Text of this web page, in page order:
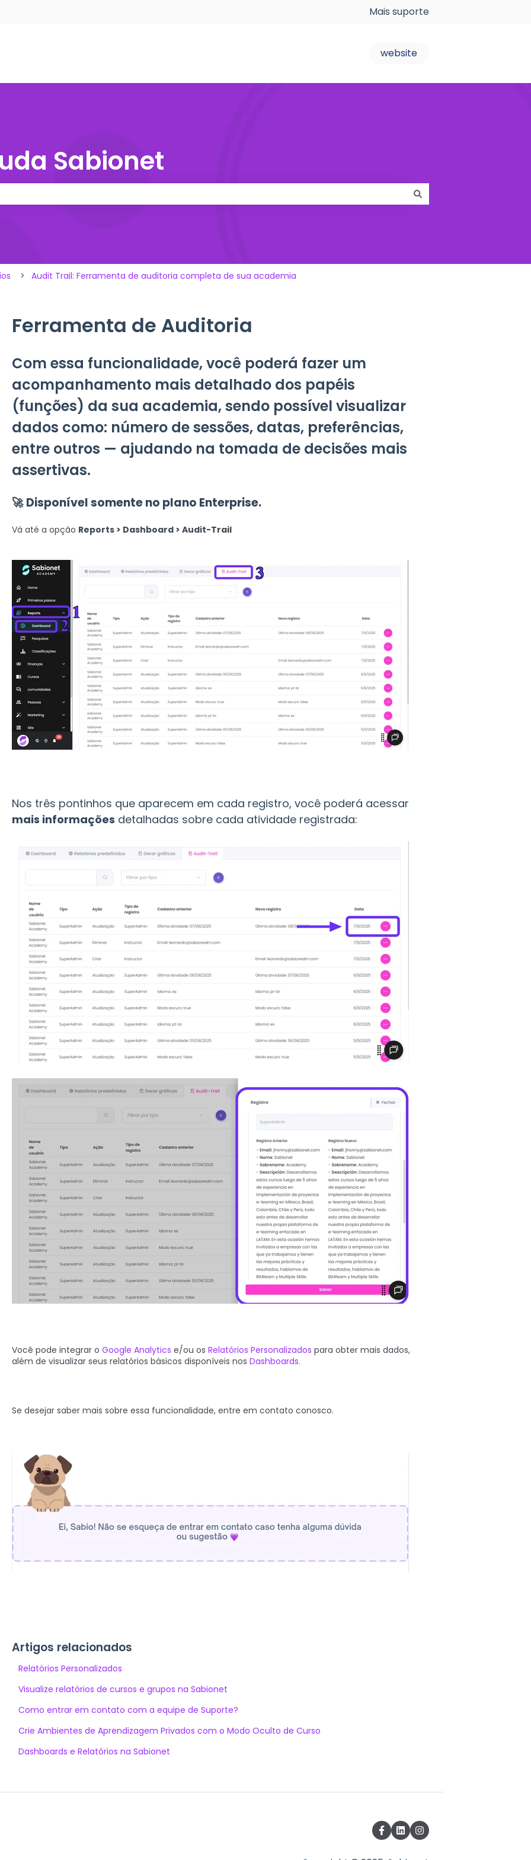
para traduções Mais suporte
website
Sabionet
Audit Trail: Ferramenta de auditoria completa de sua academia
Ferramenta de Auditoria
Com essa funcionalidade, você poderá fazer um
acompanhamento mais detalhado dos papéis
(funções) da sua academia, sendo possível visualizar
dados como: número de sessões, datas, preferências,
entre outros — ajudando na tomada de decisões mais
assertivas.
🚀Disponível somente no plano Enterprise.
Vá até a opção Reports > Dashboard > Audit-Trail
Nos três pontinhos que aparecem em cada registro, você poderá acessar
mais informações detalhadas sobre cada atividade registrada:
Você pode integrar o Google Analytics e/ou os Relatórios Personalizados para obter mais dados,
além de visualizar seus relatórios básicos disponíveis nos Dashboards.
Se desejar saber mais sobre essa funcionalidade, entre em contato conosco.
Artigos relacionados
Relatórios Personalizados
Visualize relatórios de cursos e grupos na Sabionet
Como entrar em contato com a equipe de Suporte?
Crie Ambientes de Aprendizagem Privados com o Modo Oculto de Curso
Dashboards e Relatórios na Sabionet